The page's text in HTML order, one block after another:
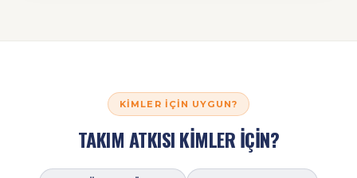
KIMLER İÇIN UYGUN?
TAKIM ATKISI KİMLER İÇİN?